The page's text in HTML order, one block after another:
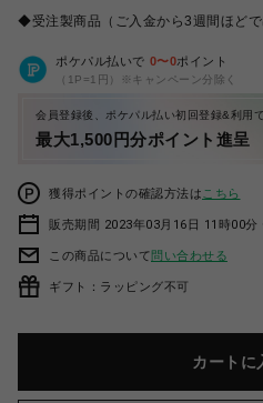
◆受注製商品（ご入金から3週間ほどで
ポケパル払いで 0〜0ポイント
（1P=1円）※キャンペーン分除く
会員登録後、ポケパル払い初回登録&利用
最大1,500円分ポイント進呈
獲得ポイントの確認方法は こちら
販売期間 2023年03月16日 11時00分
この商品について問い合わせる
ギフト：ラッピング不可
カートに